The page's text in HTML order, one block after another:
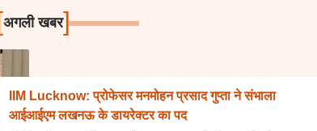
अगली खबर]
IIM Lucknow: प्रोफेसर मनमोहन प्रसाद गुप्ता ने संभाला
आईआईएम लखनऊ के डायरेक्टर का पद